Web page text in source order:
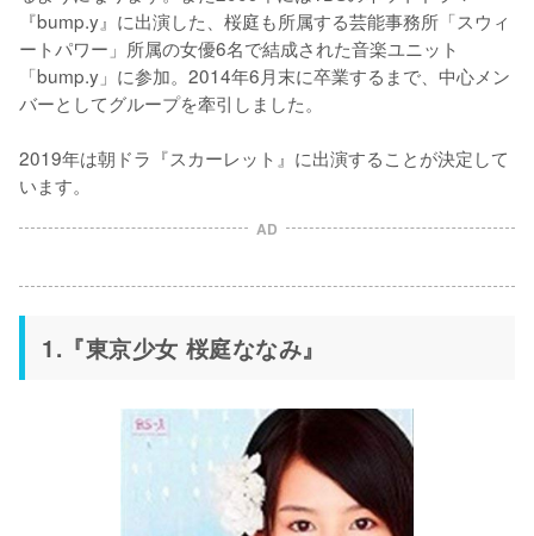
『bump.y』に出演した、桜庭も所属する芸能事務所「スウィ
ートパワー」所属の女優6名で結成された音楽ユニット
「bump.y」に参加。2014年6月末に卒業するまで、中心メン
バーとしてグループを牽引しました。
2019年は朝ドラ『スカーレット』に出演することが決定して
います。
AD
1.『東京少女 桜庭ななみ』